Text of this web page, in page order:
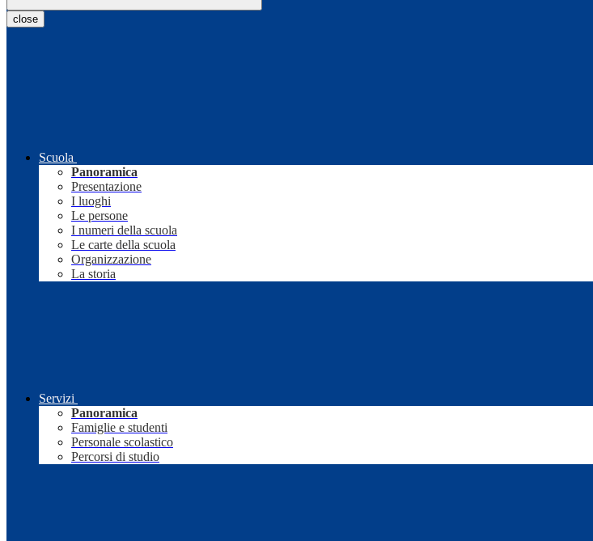
close
Scuola
Panoramica
Presentazione
I luoghi
Le persone
I numeri della scuola
Le carte della scuola
Organizzazione
La storia
Servizi
Panoramica
Famiglie e studenti
Personale scolastico
Percorsi di studio